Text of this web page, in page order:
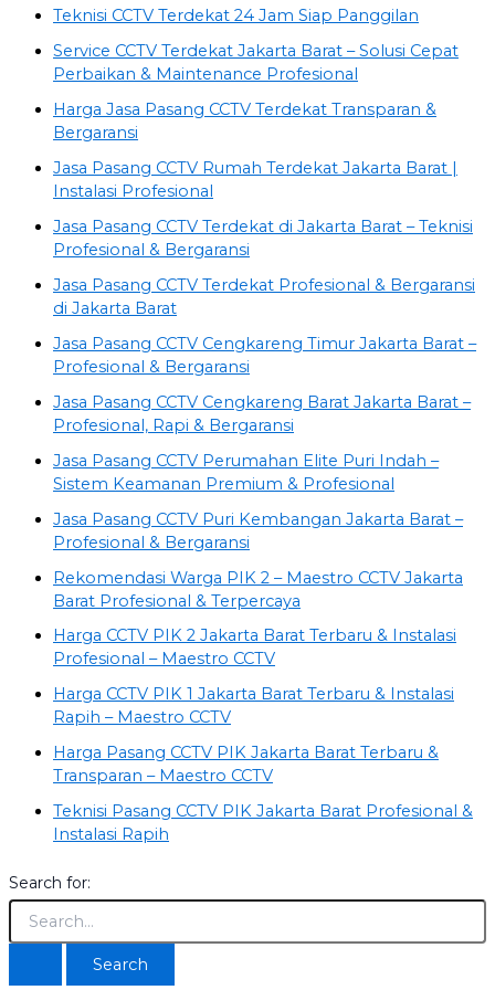
Teknisi CCTV Terdekat 24 Jam Siap Panggilan
Service CCTV Terdekat Jakarta Barat – Solusi Cepat
Perbaikan & Maintenance Profesional
Harga Jasa Pasang CCTV Terdekat Transparan &
Bergaransi
Jasa Pasang CCTV Rumah Terdekat Jakarta Barat |
Instalasi Profesional
Jasa Pasang CCTV Terdekat di Jakarta Barat – Teknisi
Profesional & Bergaransi
Jasa Pasang CCTV Terdekat Profesional & Bergaransi
di Jakarta Barat
Jasa Pasang CCTV Cengkareng Timur Jakarta Barat –
Profesional & Bergaransi
Jasa Pasang CCTV Cengkareng Barat Jakarta Barat –
Profesional, Rapi & Bergaransi
Jasa Pasang CCTV Perumahan Elite Puri Indah –
Sistem Keamanan Premium & Profesional
Jasa Pasang CCTV Puri Kembangan Jakarta Barat –
Profesional & Bergaransi
Rekomendasi Warga PIK 2 – Maestro CCTV Jakarta
Barat Profesional & Terpercaya
Harga CCTV PIK 2 Jakarta Barat Terbaru & Instalasi
Profesional – Maestro CCTV
Harga CCTV PIK 1 Jakarta Barat Terbaru & Instalasi
Rapih – Maestro CCTV
Harga Pasang CCTV PIK Jakarta Barat Terbaru &
Transparan – Maestro CCTV
Teknisi Pasang CCTV PIK Jakarta Barat Profesional &
Instalasi Rapih
Search for: